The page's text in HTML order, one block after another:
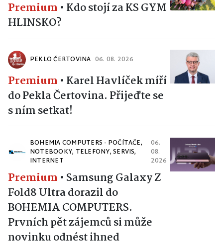
Premium • Kdo stojí za KS GYM
HLINSKO?
PEKLO ČERTOVINA 06. 08. 2026
Premium • Karel Havlíček míří
do Pekla Čertovina. Přijeďte se
s ním setkat!
BOHEMIA COMPUTERS - POČÍTAČE,
NOTEBOOKY, TELEFONY, SERVIS,
INTERNET
06.
08.
2026
Premium • Samsung Galaxy Z
Fold8 Ultra dorazil do
BOHEMIA COMPUTERS.
Prvních pět zájemců si může
novinku odnést ihned